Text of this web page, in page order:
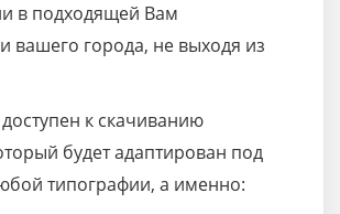
в подходящей Вам
вашего города, не выходя из
к скачиванию
будет адаптирован под
типографии, а именно: